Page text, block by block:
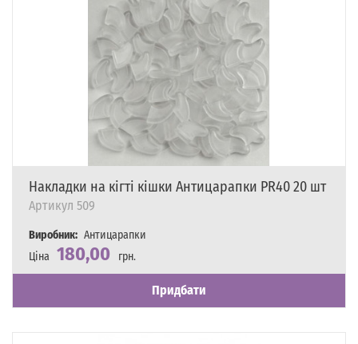
Накладки на кігті кішки Антицарапки PR40 20 шт
Артикул 509
Виробник: Антицарапки
Ціна 180,00
грн.
Наявність
Є в наявності
Придбати